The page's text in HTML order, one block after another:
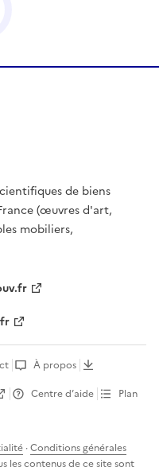
de biens
(œuvres d'art,
mobiliers,
À propos
Centre d’aide
Plan
·Conditions générales
les contenus de ce site sont